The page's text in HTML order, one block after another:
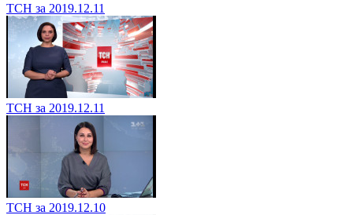
ТСН за 2019.12.11
ТСН за 2019.12.11
ТСН за 2019.12.10